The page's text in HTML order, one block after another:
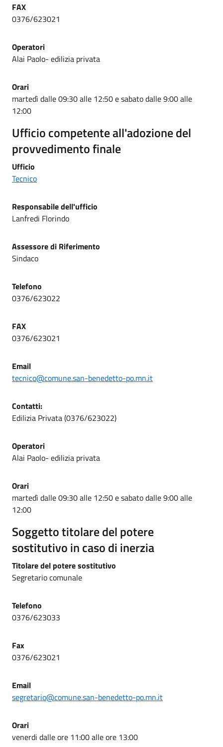
FAX
0376/623021
Operatori
Alai Paolo- edilizia privata
Orari
martedì dalle 09:30 alle 12:50 e sabato dalle 9:00 alle
12:00
Ufficio competente all'adozione del
provvedimento finale
Ufficio
Tecnico
Responsabile dell'ufficio
Lanfredi Florindo
Assessore di Riferimento
Sindaco
Telefono
0376/623022
FAX
0376/623021
Email
tecnico@comune.san-benedetto-po.mn.it
Contatti:
Edilizia Privata (0376/623022)
Operatori
Alai Paolo- edilizia privata
Orari
martedì dalle 09:30 alle 12:50 e sabato dalle 9:00 alle
12:00
Soggetto titolare del potere
sostitutivo in caso di inerzia
Titolare del potere sostitutivo
Segretario comunale
Telefono
0376/623033
Fax
0376/623021
Email
segretario@comune.san-benedetto-po.mn.it
Orari
venerdi dalle ore 11:00 alle ore 13:00